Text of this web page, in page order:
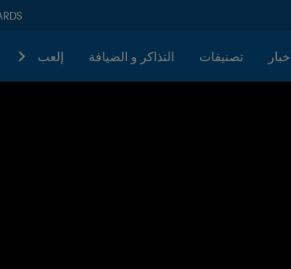
تصنيفات التذاكر و الضيافة إلعب